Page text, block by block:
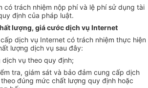
có trách nhiệm nộp phí và lệ phí sử dụng tài
định của pháp luật.
lượng, giá cước dịch vụ Internet
dịch vụ Internet có trách nhiệm thực hiện
lượng dịch vụ sau đây:
vụ theo quy định;
tra, giám sát và bảo đảm cung cấp dịch
đúng mức chất lượng quy định hoặc